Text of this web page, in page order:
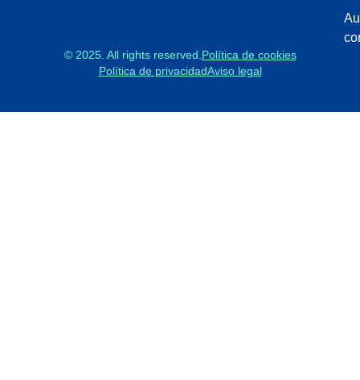
© 2025. All rights reserved. Política de cookies
Política de privacidadAviso legal